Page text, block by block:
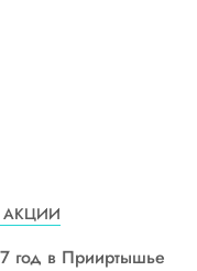
АКЦИИ
год в Прииртышье